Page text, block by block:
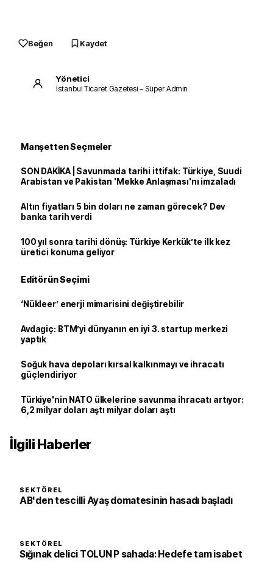
Beğen Kaydet
Yönetici
İstanbul Ticaret Gazetesi – Süper Admin
Manşetten Seçmeler
SON DAKİKA | Savunmada tarihi ittifak: Türkiye, Suudi
Arabistan ve Pakistan 'Mekke Anlaşması'nı imzaladı
Altın fiyatları 5 bin doları ne zaman görecek? Dev
banka tarih verdi
100 yıl sonra tarihi dönüş: Türkiye Kerkük’te ilk kez
üretici konuma geliyor
Editörün Seçimi
‘Nükleer’ enerji mimarisini değiştirebilir
Avdagiç: BTM’yi dünyanın en iyi 3. startup merkezi
yaptık
Soğuk hava depoları kırsal kalkınmayı ve ihracatı
güçlendiriyor
Türkiye'nin NATO ülkelerine savunma ihracatı artıyor:
6,2 milyar doları aştı milyar doları aştı
İlgili Haberler
SEKTÖREL
AB'den tescilli Ayaş domatesinin hasadı başladı
SEKTÖREL
Sığınak delici TOLUN P sahada: Hedefe tam isabet